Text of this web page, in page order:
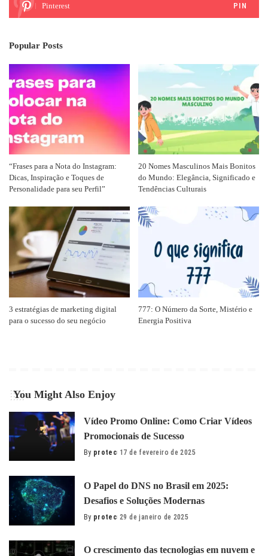
Pinterest PIN
Popular Posts
“Frases para a Nota do Instagram:
Dicas, Inspiração e Toques de
Personalidade para seu Perfil”
20 Nomes Masculinos Mais Bonitos
do Mundo: Elegância, Significado e
Tendências Culturais
3 estratégias de marketing digital
para o sucesso do seu negócio
777: O Número da Sorte, Mistério e
Energia Positiva
You Might Also Enjoy
Vídeo Promo Online: Como Criar Vídeos
Promocionais de Sucesso
Posted
By protec 17 de fevereiro de 2025
O Papel do DNS no Brasil em 2025:
Desafios e Soluções Modernas
Posted
By protec 29 de janeiro de 2025
O сrescimento das tecnologias em nuvem e